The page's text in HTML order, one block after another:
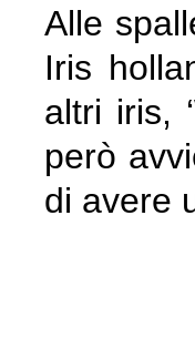
Alle
Iris
altri iris,
però
di avere